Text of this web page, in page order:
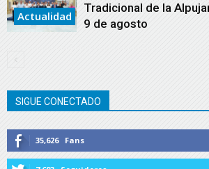
Actualidad
Tradicional de la
9 de agosto
SIGUE CONECTADO
35,626 Fans